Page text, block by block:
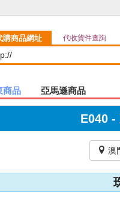
購商品網址 代收貨件查詢
商品 亞馬遜商品
E040 -
 澳